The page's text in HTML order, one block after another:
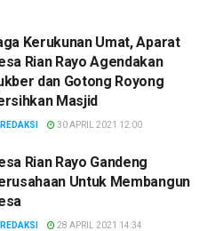
Kerukunan Umat, Aparat
Rian Rayo Agendakan
dan Gotong Royong
Masjid
REDAKSI 30 APRIL 2021 12:00
Rian Rayo Gandeng
Untuk Membangun
REDAKSI 28 APRIL 2021 14:34